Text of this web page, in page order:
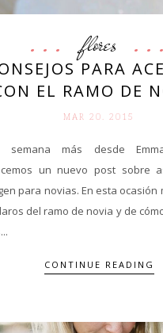
flores
PARA
EL RAMO DE
MAR 20. 2015
semana más desde
un nuevo post sobre
para novias. En esta ocasión
del ramo de novia y de
CONTINUE READING